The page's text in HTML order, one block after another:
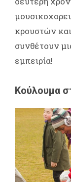
κρουστών
συνθέτουν
εμπειρία!
Κούλουμα